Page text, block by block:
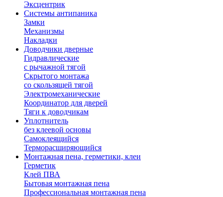
Эксцентрик
Системы антипаника
Замки
Механизмы
Накладки
Доводчики дверные
Гидравлические
с рычажной тягой
Скрытого монтажа
со скользящей тягой
Электромеханические
Координатор для дверей
Тяги к доводчикам
Уплотнитель
без клеевой основы
Самоклеящийся
Терморасширяющийся
Монтажная пена, герметики, клеи
Герметик
Клей ПВА
Бытовая монтажная пена
Профессиональная монтажная пена